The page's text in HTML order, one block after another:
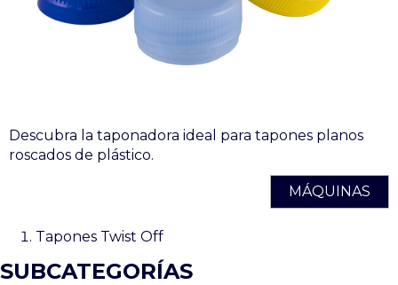
Descubra la taponadora ideal para tapones planos
roscados de plástico.
MÁQUINAS
Tapones Twist Off
SUBCATEGORÍAS